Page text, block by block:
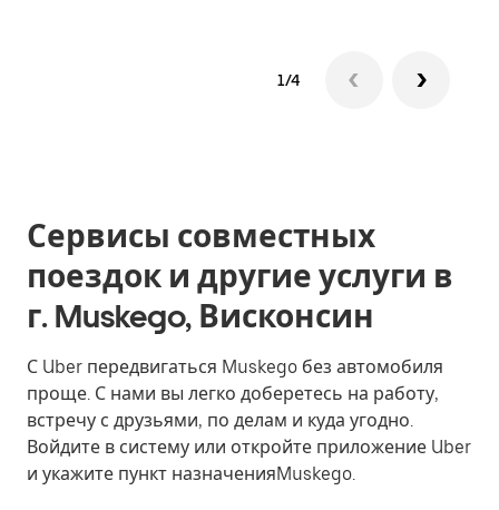
1/4
Сервисы совместных
поездок и другие услуги в
г. Muskego, Висконсин
С Uber передвигаться Muskego без автомобиля
проще. С нами вы легко доберетесь на работу,
встречу с друзьями, по делам и куда угодно.
Войдите в систему или откройте приложение Uber
и укажите пункт назначенияMuskego.